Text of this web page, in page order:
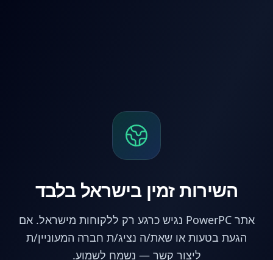
השירות זמין בישראל בלבד
אתר PowerPC נגיש כרגע רק ללקוחות מישראל. אם
הגעת בטעות או שאת/ה נציג/ת חברה המעוניין/ת
ליצור קשר — נשמח לשמוע.